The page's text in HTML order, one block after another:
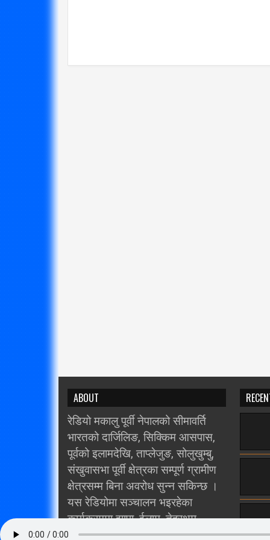
ABOUT
रेडियो मकालु पूर्वी नेपालको सीमावर्ति
भारतको दार्जिलिङ, सिक्किम आसपास,
पूर्वको इलामदेखि, ताप्लेजुङ, सोलुखुम्बु,
संखुवासभा पूर्वी क्षेत्रका सम्पूर्ण ग्रामीण
क्षेत्रसम्म बिना अवरोध सुन्न सकिन्छ ।
यस रेडियोमा सञ्चालन भइरहेका
कार्यक्रममा झापा, ईलाम, तेह्रथुम,
धनकुटा, भोजपुर, खोटाङ, संखुवासभा,